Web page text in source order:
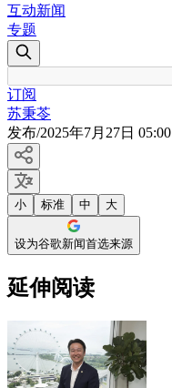
互动新闻
专题
订阅
苏秉苓
发布/2025年7月27日 05:00
小 标准 中 大
设为谷歌新闻首选来源
延伸阅读